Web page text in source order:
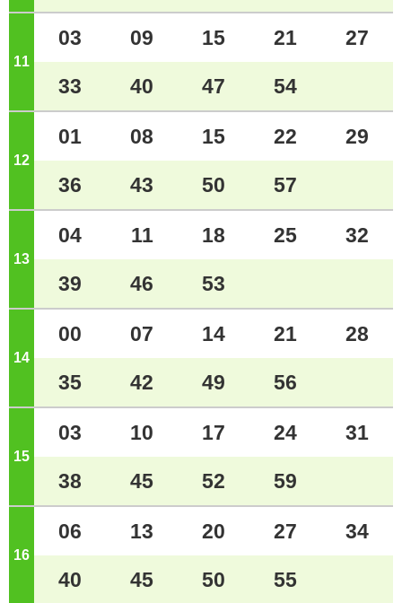
11 ジ
03 09 15 21 27
33 40 47 54
12 ジ
01 08 15 22 29
36 43 50 57
13 ジ
04 11 18 25 32
39 46 53
14 ジ
00 07 14 21 28
35 42 49 56
15 ジ
03 10 17 24 31
38 45 52 59
16 ジ
06 13 20 27 34
40 45 50 55